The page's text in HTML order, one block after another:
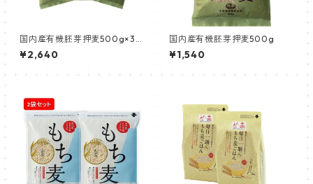
国内産有機胚芽押麦500g×3
袋
¥2,640
国内産有機胚芽押麦500g
¥1,540